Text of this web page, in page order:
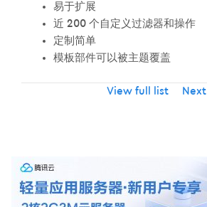
易于扩展
近 200 个自定义过滤器和操作
定制简单
模板部件可以被主题覆盖
View full list Next